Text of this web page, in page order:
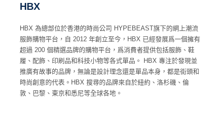
HBX
HBX 為總部位於香港的時尚公司 HYPEBEAST旗下的網上潮流
服飾購物平台，自 2012 年創立至今，HBX 已經發展爲一個擁有
超過 200 個精選品牌的購物平台，爲消費者提供包括服飾、鞋
履、配飾、印刷品和科技小物等各式單品。 HBX 專注於發現並
推廣有故事的品牌，無論是設計理念還是單品本身，都是街頭和
時尚創意的代表。HBX 搜尋的品牌來自於紐約、洛杉磯、倫
敦、巴黎、東京和悉尼等全球各地。